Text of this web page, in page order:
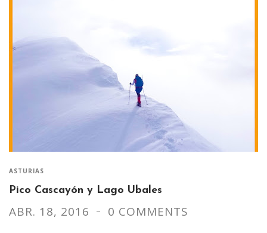
ASTURIAS
Pico Cascayón y Lago Ubales
ABR. 18, 2016 0 COMMENTS